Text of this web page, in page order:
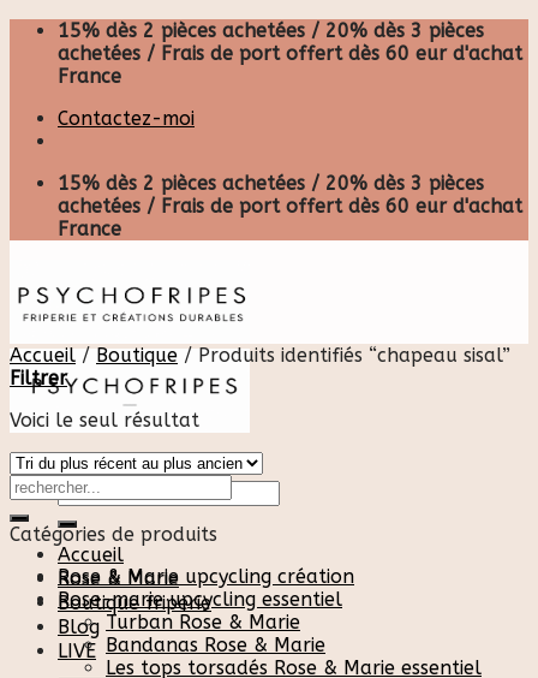
Skip
content
15% dès 2 pièces achetées / 20% dès 3 pièces
achetées / Frais de port offert dès 60 eur d'achat
France
Contactez-moi
15% dès 2 pièces achetées / 20% dès 3 pièces
achetées / Frais de port offert dès 60 eur d'achat
France
Recherche
pour :
Accueil
Rose & Marie
Boutique friperie
Blog
LIVE
Accueil / Boutique /Produits identifiés “chapeau sisal”
Filtrer
Voici le seul résultat
Catégories de produits
Rose & Marie upcycling création
Rose-marie upcycling essentiel
Turban Rose & Marie
Bandanas Rose & Marie
Les tops torsadés Rose & Marie essentiel